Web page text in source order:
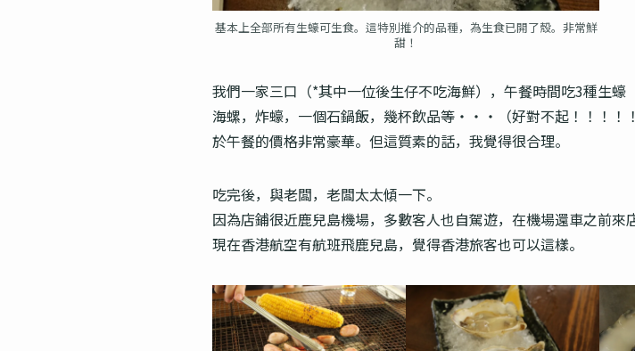
基本上全部所有生蠔可生食。這特別推介的品種，為生食已開了殼。非常鮮
甜！
我們一家三口（*其中一位後生仔不吃海鮮），午餐時間吃3種生蠔
海螺，炸蠔，一個石鍋飯，幾杯飲品等・・・（好對不起！！！！
於午餐的價格非常豪華。但這質素的話，我覺得很合理。
吃完後，與老闆，老闆太太傾一下。
因為店鋪很近鹿兒島機場，多數客人也自駕遊，在機場還車之前來
現在香港航空有航班飛鹿兒島，覺得香港旅客也可以這樣。